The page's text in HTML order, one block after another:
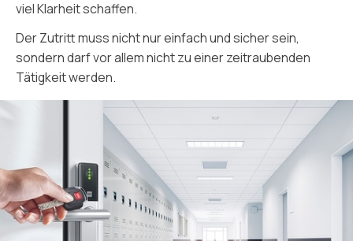
viel Klarheit schaffen.
Der Zutritt muss nicht nur einfach und sicher sein,
sondern darf vor allem nicht zu einer zeitraubenden
Tätigkeit werden.